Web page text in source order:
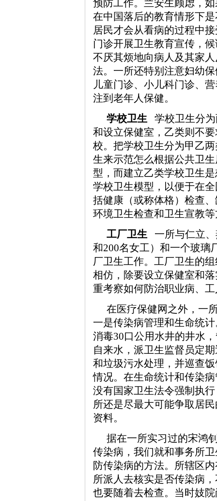
预防工作。兰安生顾虑，
在中国落后的教育情形下
居民才会从看病的过程中
门诊开展卫生教育宣传，
不厌其烦地向病人及其家
法。一所还特别注意妇幼
儿童门诊、小儿科门诊、
注到老年人保健。
学校卫生 学校卫生分
和设立保健室，乙类则不
校。把学校卫生分为甲乙
生来示范怎么根据公共卫
型，而建立乙类学校卫生
学校卫生模型，以便于在
括健康（或称体格）检查
环境卫生检查和卫生宣教
工厂卫生 一所与仁立
和200名女工）和一个玻璃
厂卫生工作。工厂卫生的
相仿，除要设立保健室和
重考察如何防治职业病、
在医疗保健网之外，一
一是传染病管理和生命统
消毒30口公用水井的井水
自来水，派卫生监督员定
和垃圾污水处理，并巡查
情况。在生命统计和传染
没有国家卫生法令强制执
所还是尽最大可能争取居
资料。
据在一所实习过的宋鸿
传染病，我们就和事务所
防传染病的方法。所辖区
所派人去核实是否传染病
也要随着去检查。当时妓